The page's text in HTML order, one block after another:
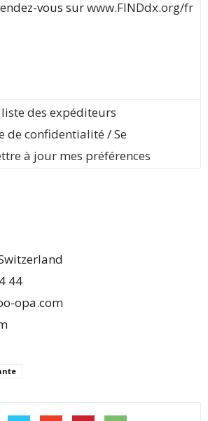
vous surwww.FINDdx.org/fr
des expéditeurs
de confidentialité /Se
à jour mes préférences
44
opa.com